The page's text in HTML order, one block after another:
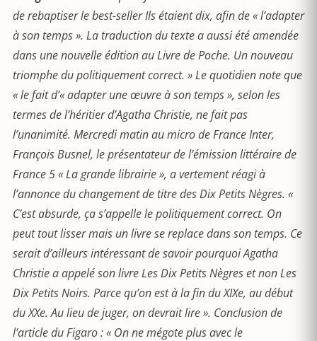
de rebaptiser le best-seller Ils étaient dix, afin de « l’adapter
à son temps ». La traduction du texte a aussi été amendée
dans une nouvelle édition au Livre de Poche. Un nouveau
triomphe du politiquement correct. » Le quotidien note que
« le fait d’« adapter une œuvre à son temps », selon les
termes de l’héritier d’Agatha Christie, ne fait pas
l’unanimité. Mercredi matin au micro de France Inter,
François Busnel, le présentateur de l’émission littéraire de
France 5 « La grande librairie », a vertement réagi à
l’annonce du changement de titre des Dix Petits Nègres. «
C’est absurde, ça s’appelle le politiquement correct. On
peut tout lisser mais un livre se replace dans son temps. Ce
serait d’ailleurs intéressant de savoir pourquoi Agatha
Christie a appelé son livre Les Dix Petits Nègres et non Les
Dix Petits Noirs. Parce qu’on est à la fin du XIXe, au début
du XXe. Au lieu de juger, on devrait lire ». Conclusion de
l’article du Figaro : « On ne mégote plus avec le